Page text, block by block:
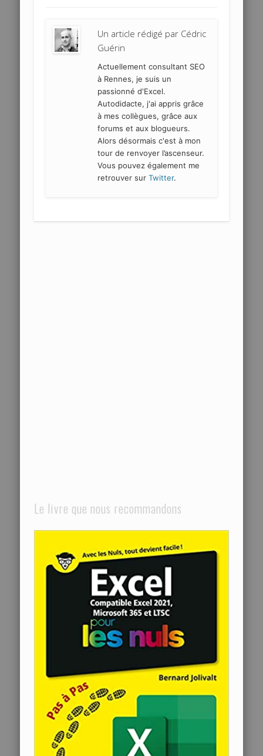
Un article rédigé par Cédric
Guérin
Actuellement consultant SEO
à Rennes, je suis un
passionné d'Excel.
Autodidacte, j'ai appris grâce
à mes collègues, grâce aux
forums et aux blogueurs.
Alors désormais c'est à mon
tour de renvoyer l’ascenseur.
Vous pouvez également me
retrouver surTwitter.
Le livre que nous recommandons